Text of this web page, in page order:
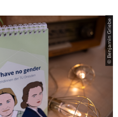
© Benjamin Griebe